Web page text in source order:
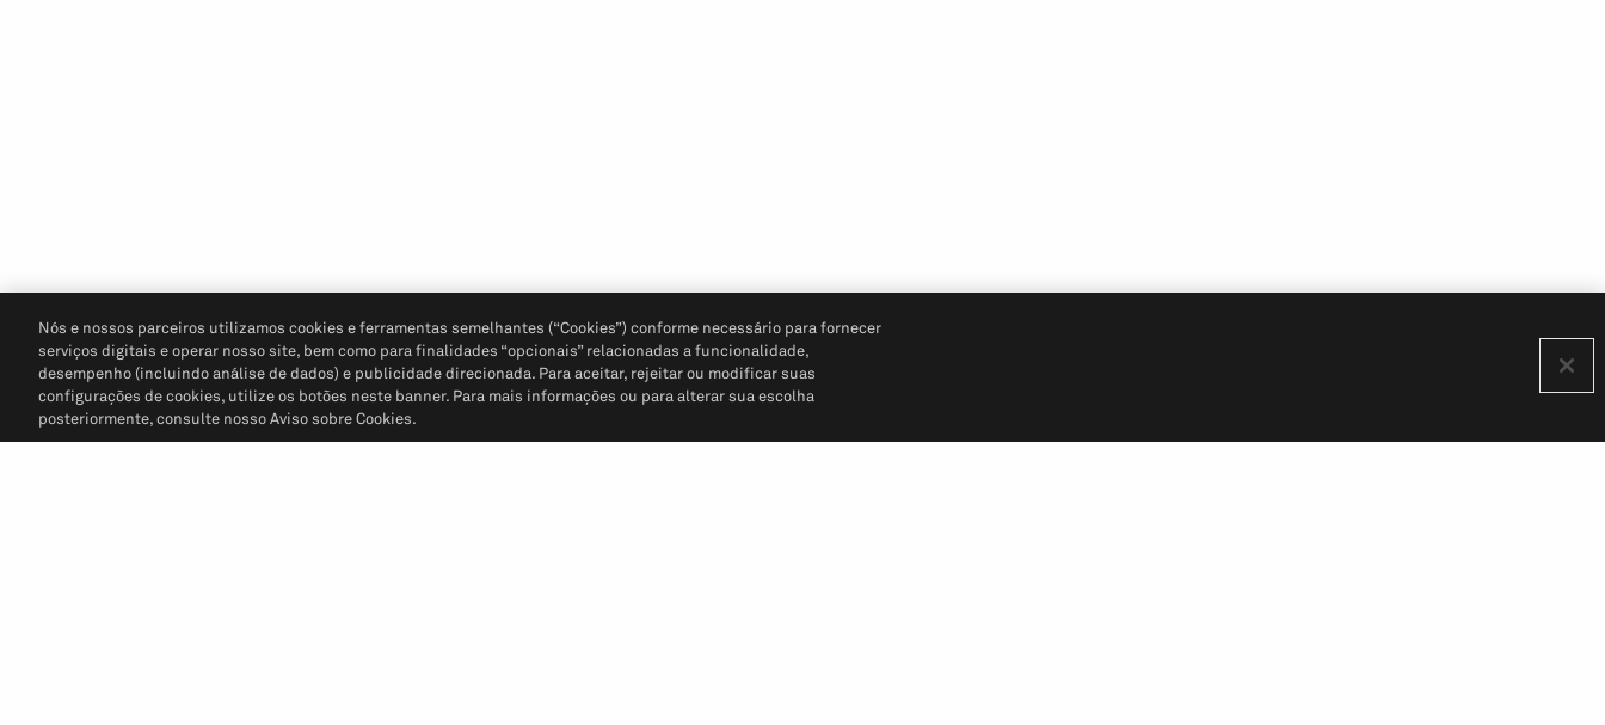
Nós e nossos parceiros utilizamos cookies e ferramentas semelhantes (“Cookies”) conforme necessário para fornecer
serviços digitais e operar nosso site, bem como para finalidades “opcionais” relacionadas a funcionalidade,
desempenho (incluindo análise de dados) e publicidade direcionada. Para aceitar, rejeitar ou modificar suas
configurações de cookies, utilize os botões neste banner. Para mais informações ou para alterar sua escolha
posteriormente, consulte nosso Aviso sobre Cookies.